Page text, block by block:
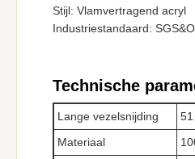
Stijl: Vlamvertragend acryl
Industriestandaard:
Technische
Lange vezelsnijding
Materiaal